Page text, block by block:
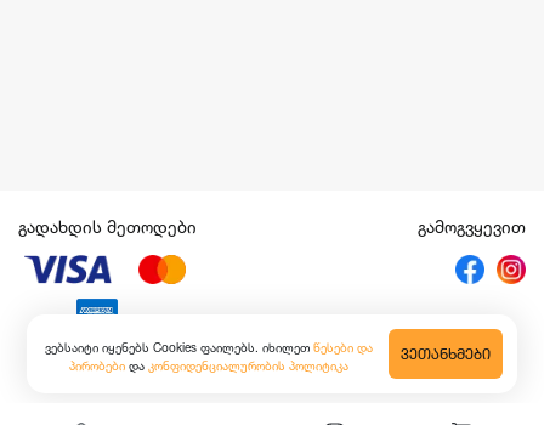
ვებსაიტი იყენებს Cookies ფაილებს. იხილეთ წესები და
პირობები და კონფიდენციალურობის პოლიტიკა
ᲕᲔᲗᲐᲜᲮᲛᲔᲑᲘ
გადახდის მეთოდები გამოგვყევით